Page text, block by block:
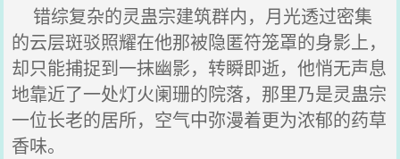
错综复杂的灵蛊宗建筑群内，月光透过密集
的云层斑驳照耀在他那被隐匿符笼罩的身影上，
却只能捕捉到一抹幽影，转瞬即逝，他悄无声息
地靠近了一处灯火阑珊的院落，那里乃是灵蛊宗
一位长老的居所，空气中弥漫着更为浓郁的药草
香味。